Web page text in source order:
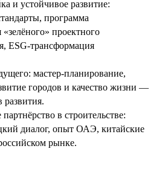
и устойчивое развитие:
программа
проектного
ESG-трансформация
мастер-планирование,
городов и качество жизни —
развития.
в строительстве:
диалог, опыт ОАЭ, китайские
рынке.